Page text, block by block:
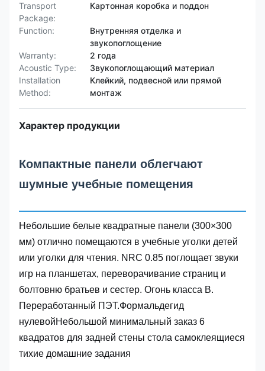
Transport
Package:
Картонная коробка и поддон
Function:
Внутренняя отделка и
звукопоглощение
Warranty:
2 года
Acoustic Type:
Звукопоглощающий материал
Installation
Method:
Клейкий, подвесной или прямой
монтаж
Характер продукции
Компактные панели облегчают
шумные учебные помещения
Небольшие белые квадратные панели (300×300
мм) отлично помещаются в учебные уголки детей
или уголки для чтения. NRC 0.85 поглощает звуки
игр на планшетах, переворачивание страниц и
болтовню братьев и сестер. Огонь класса B.
Переработанный ПЭТ.Формальдегид
нулевойНебольшой минимальный заказ 6
квадратов для задней стены стола самоклеящиеся
тихие домашние задания